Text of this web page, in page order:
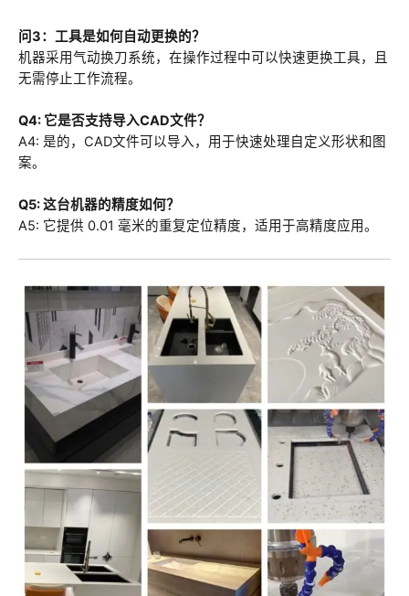
问3：工具是如何自动更换的？
机器采用气动换刀系统，在操作过程中可以快速更换工具，且
无需停止工作流程。
Q4: 它是否支持导入CAD文件？
A4: 是的，CAD文件可以导入，用于快速处理自定义形状和图
案。
Q5: 这台机器的精度如何？
A5: 它提供 0.01 毫米的重复定位精度，适用于高精度应用。